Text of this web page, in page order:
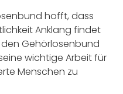
hofft, dass
Anklang findet
Gehörlosenbund
wichtige Arbeit für
Menschen zu